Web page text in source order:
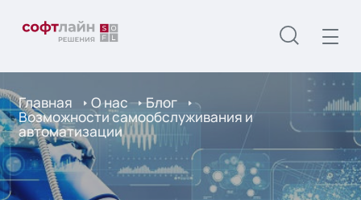
Главная О нас Блог
Возможности самообслуживания и
автоматизации